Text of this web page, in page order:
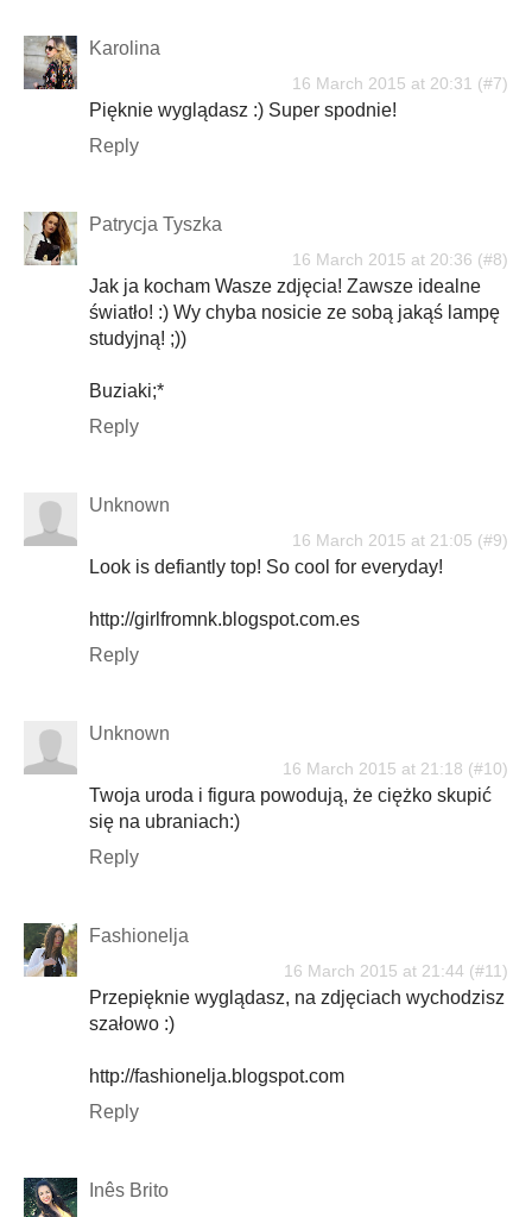
Karolina
16 March 2015 at 20:31
Pięknie wyglądasz :) Super spodnie!
Reply
Patrycja Tyszka
16 March 2015 at 20:36
Jak ja kocham Wasze zdjęcia! Zawsze idealne
światło! :) Wy chyba nosicie ze sobą jakąś lampę
studyjną! ;))
Buziaki;*
Reply
Unknown
16 March 2015 at 21:05
Look is defiantly top! So cool for everyday!
http://girlfromnk.blogspot.com.es
Reply
Unknown
16 March 2015 at 21:18
Twoja uroda i figura powodują, że ciężko skupić
się na ubraniach:)
Reply
Fashionelja
16 March 2015 at 21:44
Przepięknie wyglądasz, na zdjęciach wychodzisz
szałowo :)
http://fashionelja.blogspot.com
Reply
Inês Brito